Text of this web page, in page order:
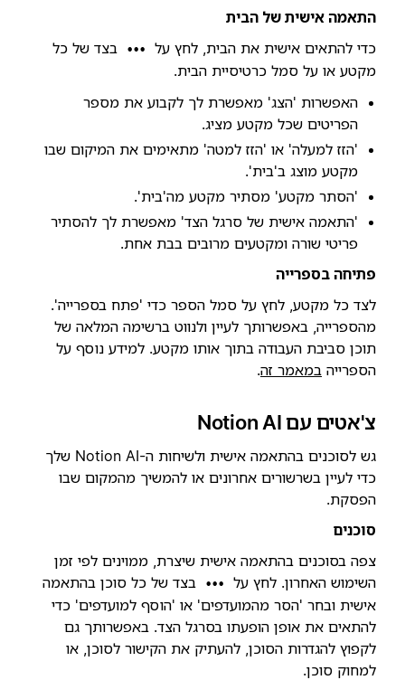
התאמה אישית של הבית
כדי להתאים אישית את הבית, לחץ על
•••
בצד של כל
מקטע או על סמל כרטיסיית הבית.
האפשרות 'הצג' מאפשרת לך לקבוע את מספר
הפריטים שכל מקטע מציג.
'הזז למעלה' או 'הזז למטה' מתאימים את המיקום שבו
מקטע מוצג ב'בית'.
'הסתר מקטע' מסתיר מקטע מה'בית'.
'התאמה אישית של סרגל הצד' מאפשרת לך להסתיר
פריטי שורה ומקטעים מרובים בבת אחת.
פתיחה בספרייה
לצד כל מקטע, לחץ על סמל הספר כדי 'פתח בספרייה'.
מהספרייה, באפשרותך לעיין ולנווט ברשימה המלאה של
תוכן סביבת העבודה בתוך אותו מקטע. למידע נוסף על
הספרייה במאמר זה.
צ'אטים עם Notion AI
גש לסוכנים בהתאמה אישית ולשיחות ה-Notion AI שלך
כדי לעיין בשרשורים אחרונים או להמשיך מהמקום שבו
הפסקת.
סוכנים
צפה בסוכנים בהתאמה אישית שיצרת, ממוינים לפי זמן
השימוש האחרון. לחץ על
•••
בצד של כל סוכן בהתאמה
אישית ובחר 'הסר מהמועדפים' או 'הוסף למועדפים' כדי
להתאים את אופן הופעתו בסרגל הצד. באפשרותך גם
לקפוץ להגדרות הסוכן, להעתיק את הקישור לסוכן, או
למחוק סוכן.